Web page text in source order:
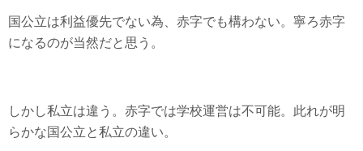
国公立は利益優先でない為、赤字でも構わない。寧ろ赤字
になるのが当然だと思う。
しかし私立は違う。赤字では学校運営は不可能。此れが明
らかな国公立と私立の違い。